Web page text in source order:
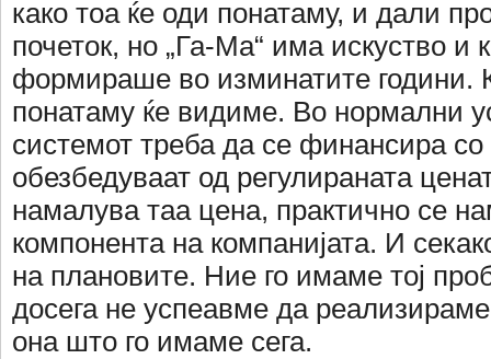
како тоа ќе оди понатаму, и дали
почеток, но „Га-Ма“ има искуство и
формираше во изминатите години.
понатаму ќе видиме. Во нормални
системот треба да се финансира со
обезбедуваат од регулираната
намалува таа цена, практично се
компонента на компанијата. И
на плановите. Ние го имаме тој
досега не успеавме да
она што го имаме сега.